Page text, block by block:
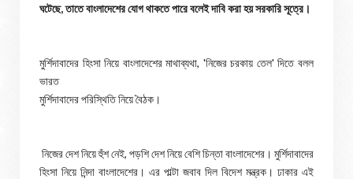
ঘটেছে, তাতে বাংলাদেশের যোগ থাকতে পারে বলেই দাবি করা হয় সরকারি সূত্রে।
মুর্শিদাবাদের হিংসা নিয়ে বাংলাদেশের মাথাব্যথা, 'নিজের চরকায় তেল' দিতে বলল
ভারত
মুর্শিদাবাদের পরিস্থিতি নিয়ে বৈঠক।
নিজের দেশ নিয়ে হুঁশ নেই, পড়শি দেশ নিয়ে বেশি চিন্তা বাংলাদেশের। মুর্শিদাবাদের
হিংসা নিয়ে নিন্দা বাংলাদেশের। এর পাল্টা জবাব দিল বিদেশ মন্ত্রক। ঢাকার এই